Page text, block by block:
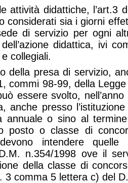
attività didattiche, l’art.3
considerati sia i giorni
di servizio per ogni
didattica, ivi
collegiali.
della presa di servizio,
commi 98-99, della
essere svolto,
anche presso
annuale o sino al
posto o classe di
intendere quelle
n.354/1998 ove il
della classe di
3 comma 5 lettera c) del